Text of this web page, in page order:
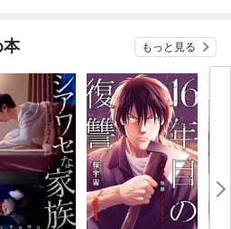
本 もっと見る